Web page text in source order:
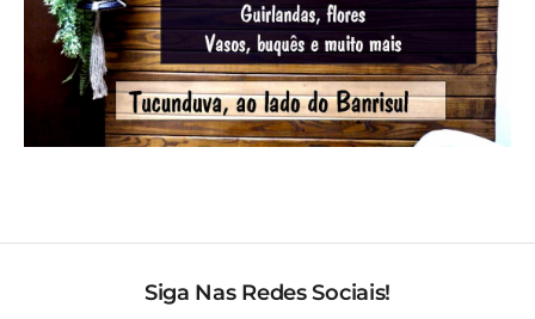
Siga Nas Redes Sociais!